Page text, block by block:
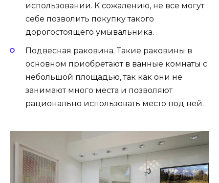
использовании. К сожалению, не все могут
себе позволить покупку такого
дорогостоящего умывальника.
Подвесная раковина. Такие раковины в
основном приобретают в ванные комнаты с
небольшой площадью, так как они не
занимают много места и позволяют
рационально использовать место под ней.